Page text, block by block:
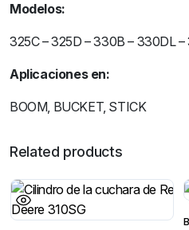
Modelos:
325C – 325D – 330B – 330DL
Aplicaciones en:
BOOM, BUCKET, STICK
Related products